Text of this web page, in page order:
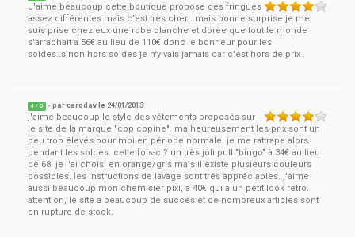
J'aime beaucoup cette boutique propose des fringues
assez différentes mais c'est très cher ..mais bonne surprise je me
suis prise chez eux une robe blanche et dorée que tout le monde
s'arrachait a 56€ au lieu de 110€ donc le bonheur pour les
soldes..sinon hors soldes je n'y vais jamais car c'est hors de prix .
4 / 5 - parcarodav le 24/01/2013
j'aime beaucoup le style des vêtements proposés sur
le site de la marque "cop copine". malheureusement les prix sont un
peu trop élevés pour moi en période normale. je me rattrape alors
pendant les soldes. cette fois-ci? un très joli pull "bingo" à 34€ au lieu
de 68. je l'ai choisi en orange/gris mais il existe plusieurs couleurs
possibles. les instructions de lavage sont très appréciables. j'aime
aussi beaucoup mon chemisier pixi, à 40€ qui a un petit look retro.
attention, le site a beaucoup de succès et de nombreux articles sont
en rupture de stock.